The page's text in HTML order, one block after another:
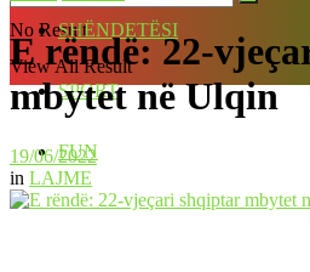
No Result
View All Result
SHËNDETËSI
SPORT
FUN
E rëndë: 22-
mbytet në Ulqin
19/06/2022
in LAJME